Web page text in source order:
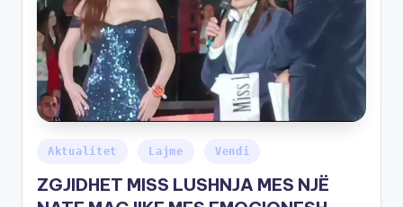
Aktualitet Lajme Vendi
ZGJIDHET MISS LUSHNJA MES NJË